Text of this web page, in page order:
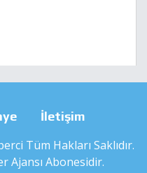
İletişim
Tüm Hakları Saklıdır.
Ajansı Abonesidir.